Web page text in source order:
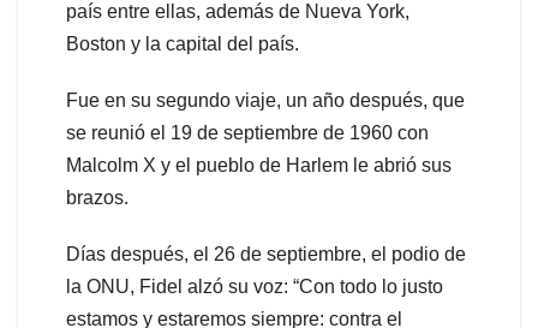
país entre ellas, además de Nueva York,
Boston y la capital del país.
Fue en su segundo viaje, un año después, que
se reunió el 19 de septiembre de 1960 con
Malcolm X y el pueblo de Harlem le abrió sus
brazos.
Días después, el 26 de septiembre, el podio de
la ONU, Fidel alzó su voz: “Con todo lo justo
estamos y estaremos siempre: contra el